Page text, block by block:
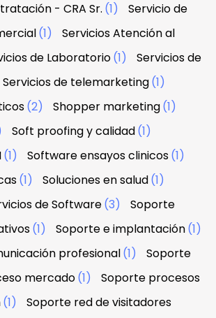
- CRA Sr. (1)
Servicio de
(1)
Servicios Atención al
de Laboratorio(1)
Servicios de
Servicios de telemarketing(1)
(2) Shopper marketing(1)
Soft proofing y calidad(1)
(1) Software ensayos clinicos(1)
(1) Soluciones en salud(1)
de Software(3)
Soporte
(1) Soporte e implantación(1)
profesional(1)
Soporte
mercado(1)
Soporte procesos
(1)
Soporte red de visitadores